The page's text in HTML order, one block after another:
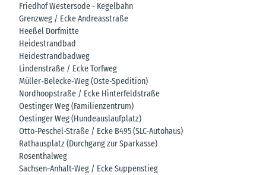
Friedhof Westersode - Kegelbahn
Grenzweg / Ecke Andreasstraße
Heeßel Dorfmitte
Heidestrandbad
Heidestrandbadweg
Lindenstraße / Ecke Torfweg
Müller-Belecke-Weg (Oste-Spedition)
Nordhoopstraße / Ecke Hinterfeldstraße
Oestinger Weg (Familienzentrum)
Oestinger Weg (Hundeauslaufplatz)
Otto-Peschel-Straße / Ecke B495 (SLC-Autohaus)
Rathausplatz (Durchgang zur Sparkasse)
Rosenthalweg
Sachsen-Anhalt-Weg / Ecke Suppenstieg